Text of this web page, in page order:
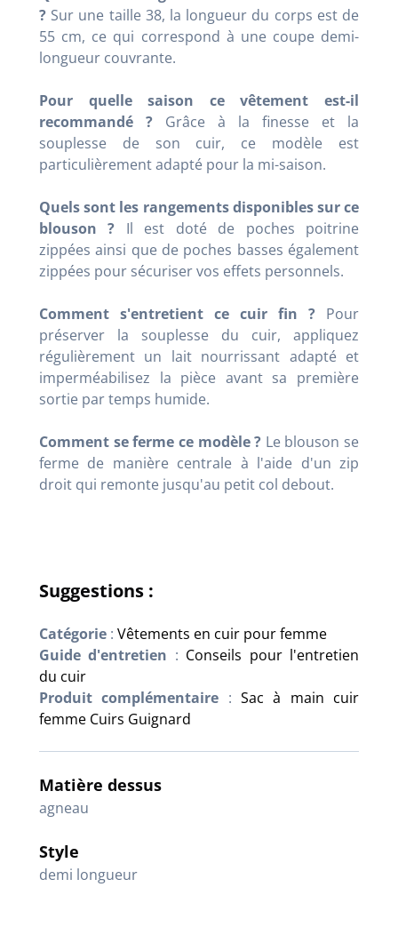
? Sur une taille 38, la longueur du corps est de
55 cm, ce qui correspond à une coupe demi-
longueur couvrante.
Pour quelle saison ce vêtement est-il
recommandé ? Grâce à la finesse et la
souplesse de son cuir, ce modèle est
particulièrement adapté pour la mi-saison.
Quels sont les rangements disponibles sur ce
blouson ? Il est doté de poches poitrine
zippées ainsi que de poches basses également
zippées pour sécuriser vos effets personnels.
Comment s'entretient ce cuir fin ? Pour
préserver la souplesse du cuir, appliquez
régulièrement un lait nourrissant adapté et
imperméabilisez la pièce avant sa première
sortie par temps humide.
Comment se ferme ce modèle ? Le blouson se
ferme de manière centrale à l'aide d'un zip
droit qui remonte jusqu'au petit col debout.
Suggestions :
Catégorie : Vêtements en cuir pour femme
Guide d'entretien : Conseils pour l'entretien
du cuir
Produit complémentaire :Sac à main cuir
femme Cuirs Guignard
Matière dessus
agneau
Style
demi longueur